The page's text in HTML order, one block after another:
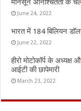
June 24, 2022
भारत में 184 बिलियन
June 22, 2022
हीरो मोटोकॉर्प के
आईटी की छापेमारी
March 23, 2022